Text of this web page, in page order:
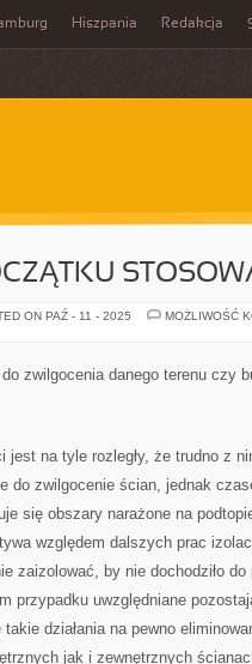
Hiszpania Redakcja
ON PAŹ - 11 - 2025
MOŻLIWOŚĆ
zwilgocenia danego terenu czy
jest na tyle rozległy, że trudno z
do zwilgocenie ścian, jednak
się obszary narażone na
względem dalszych prac
zaizolować, by nie dochodziło
przypadku uwzględniane
działania na pewno
jak i zewnętrznych